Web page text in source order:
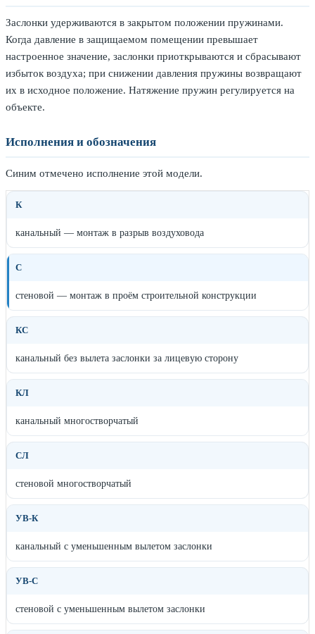
Заслонки удерживаются в закрытом положении пружинами.
Когда давление в защищаемом помещении превышает
настроенное значение, заслонки приоткрываются и сбрасывают
избыток воздуха; при снижении давления пружины возвращают
их в исходное положение. Натяжение пружин регулируется на
объекте.
Исполнения и обозначения
Синим отмечено исполнение этой модели.
К
канальный — монтаж в разрыв воздуховода
С
стеновой — монтаж в проём строительной конструкции
КС
канальный без вылета заслонки за лицевую сторону
КЛ
канальный многостворчатый
СЛ
стеновой многостворчатый
УВ-К
канальный с уменьшенным вылетом заслонки
УВ-С
стеновой с уменьшенным вылетом заслонки